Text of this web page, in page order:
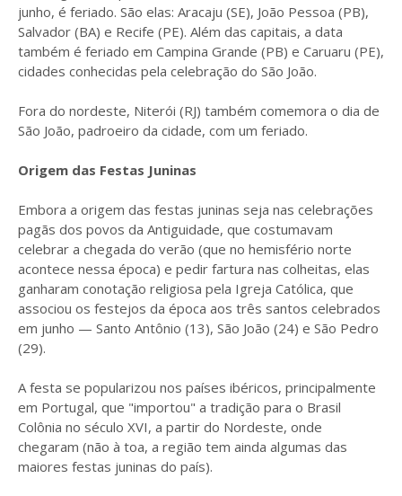
junho, é feriado. São elas: Aracaju (SE), João Pessoa (PB),
Salvador (BA) e Recife (PE). Além das capitais, a data
também é feriado em Campina Grande (PB) e Caruaru (PE),
cidades conhecidas pela celebração do São João.
Fora do nordeste, Niterói (RJ) também comemora o dia de
São João, padroeiro da cidade, com um feriado.
Origem das Festas Juninas
Embora a origem das festas juninas seja nas celebrações
pagãs dos povos da Antiguidade, que costumavam
celebrar a chegada do verão (que no hemisfério norte
acontece nessa época) e pedir fartura nas colheitas, elas
ganharam conotação religiosa pela Igreja Católica, que
associou os festejos da época aos três santos celebrados
em junho — Santo Antônio (13), São João (24) e São Pedro
(29).
A festa se popularizou nos países ibéricos, principalmente
em Portugal, que "importou" a tradição para o Brasil
Colônia no século XVI, a partir do Nordeste, onde
chegaram (não à toa, a região tem ainda algumas das
maiores festas juninas do país).